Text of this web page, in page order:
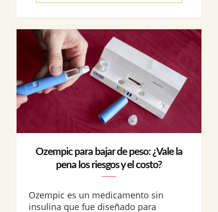
Ozempic para bajar de peso: ¿Vale la
pena los riesgos y el costo?
Ozempic es un medicamento sin
insulina que fue diseñado para